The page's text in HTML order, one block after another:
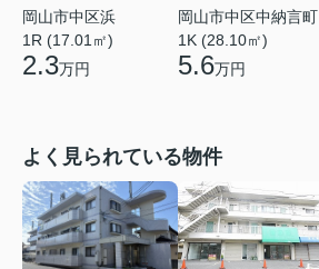
岡山市中区浜
1R (17.01㎡)
2.3万円
岡山市中区中納言町
1K (28.10㎡)
5.6万円
よく見られている物件